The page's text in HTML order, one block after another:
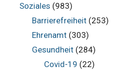
Soziales (983)
Barrierefreiheit(253)
Ehrenamt(303)
Gesundheit(284)
Covid-19 (22)